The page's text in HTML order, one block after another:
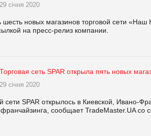
29 січня 2020
новых магазинов торговой сети «Наш
на пресс-релиз компании.
Торговая сеть SPAR открыла пять новых
29 січня 2020
SPAR открылось в Киевской, Ивано-
сообщает TradeMaster.UA со